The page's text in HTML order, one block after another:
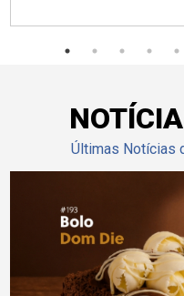
Últimas Notícias